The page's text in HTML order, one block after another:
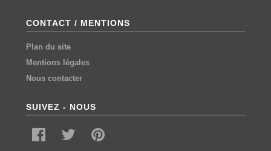
CONTACT / MENTIONS
Plan du site
Mentions légales
Nous contacter
SUIVEZ - NOUS